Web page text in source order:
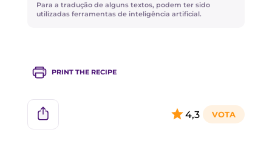
Para a tradução de alguns textos, podem ter sido
utilizadas ferramentas de inteligência artificial.
PRINT THE RECIPE
4,3